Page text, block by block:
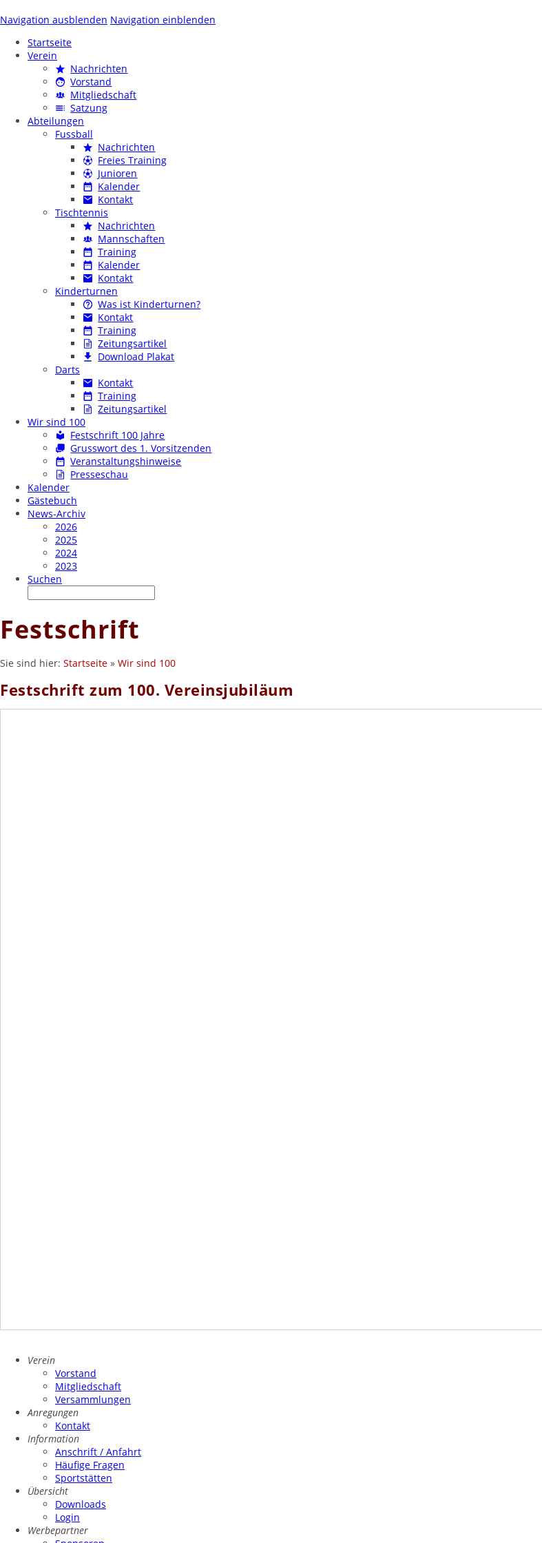
Navigation ausblenden Navigation einblenden
Startseite
Verein
Nachrichten
Vorstand
Mitgliedschaft
Satzung
Abteilungen
Fussball
Nachrichten
Freies Training
Junioren
Kalender
Kontakt
Tischtennis
Nachrichten
Mannschaften
Training
Kalender
Kontakt
Kinderturnen
Was ist Kinderturnen?
Kontakt
Training
Zeitungsartikel
Download Plakat
Darts
Kontakt
Training
Zeitungsartikel
Wir sind 100
Festschrift 100 Jahre
Grusswort des 1. Vorsitzenden
Veranstaltungshinweise
Presseschau
Kalender
Gästebuch
News-Archiv
2026
2025
2024
2023
Suchen
Festschrift
Sie sind hier: Startseite » Wir sind 100
Festschrift zum 100. Vereinsjubiläum
Verein
Vorstand
Mitgliedschaft
Versammlungen
Anregungen
Kontakt
Information
Anschrift / Anfahrt
Häufige Fragen
Sportstätten
Übersicht
Downloads
Login
Werbepartner